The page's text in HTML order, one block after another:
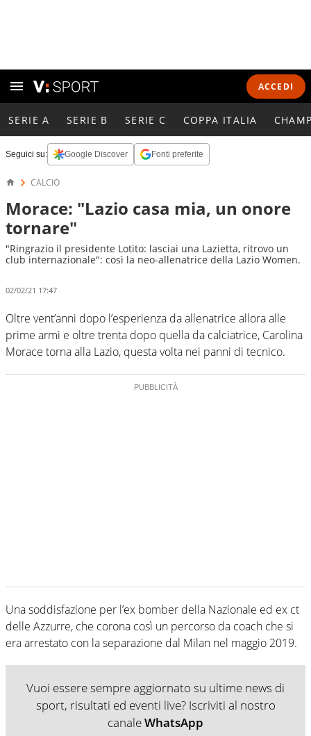
ACCEDI
SERIE A SERIE B SERIE C COPPA ITALIA
Seguici su: Google Discover Fonti preferite
CALCIO
Morace: "Lazio casa mia, un onore
tornare"
"Ringrazio il presidente Lotito: lasciai una Lazietta, ritrovo un
club internazionale": così la neo-allenatrice della Lazio Women.
02/02/21 17:47
Oltre vent’anni dopo l’esperienza da allenatrice allora alle
prime armi e oltre trenta dopo quella da calciatrice, Carolina
Morace torna alla Lazio, questa volta nei panni di tecnico.
Una soddisfazione per l’ex bomber della Nazionale ed ex ct
delle Azzurre, che corona così un percorso da coach che si
era arrestato con la separazione dal Milan nel maggio 2019.
Vuoi essere sempre aggiornato su ultime news di
sport, risultati ed eventi live? Iscriviti al nostro
canaleWhatsApp